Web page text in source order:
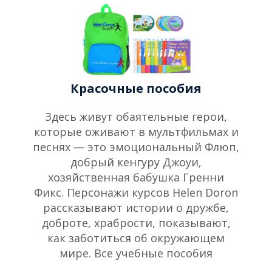
Красочные пособия
Здесь живут обаятельные герои,
которые оживают в мультфильмах и
песнях — это эмоциональный Флюп,
добрый кенгуру Джоуи,
хозяйственная бабушка Гренни
Фикс. Персонажи курсов Helen Doron
рассказывают истории о дружбе,
доброте, храбрости, показывают,
как заботиться об окружающем
мире. Все учебные пособия